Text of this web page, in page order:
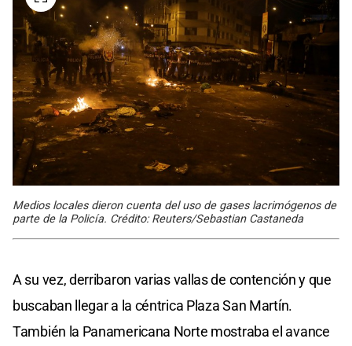
Medios locales dieron cuenta del uso de gases lacrimógenos de
parte de la Policía. Crédito: Reuters/Sebastian Castaneda
A su vez, derribaron varias vallas de contención y que
buscaban llegar a la céntrica Plaza San Martín.
También la Panamericana Norte mostraba el avance